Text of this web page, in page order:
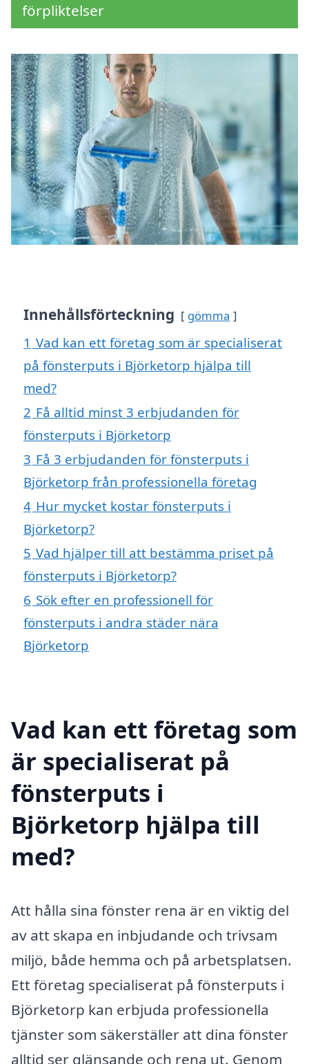
förpliktelser
Innehållsförteckning gömma
1 Vad kan ett företag som är specialiserat
på fönsterputs i Björketorp hjälpa till
med?
2 Få alltid minst 3 erbjudanden för
fönsterputs i Björketorp
3 Få 3 erbjudanden för fönsterputs i
Björketorp från professionella företag
4 Hur mycket kostar fönsterputs i
Björketorp?
5 Vad hjälper till att bestämma priset på
fönsterputs i Björketorp?
6 Sök efter en professionell för
fönsterputs i andra städer nära
Björketorp
Vad kan ett företag som
är specialiserat på
fönsterputs i
Björketorp hjälpa till
med?
Att hålla sina fönster rena är en viktig del
av att skapa en inbjudande och trivsam
miljö, både hemma och på arbetsplatsen.
Ett företag specialiserat på fönsterputs i
Björketorp kan erbjuda professionella
tjänster som säkerställer att dina fönster
alltid ser glänsande och rena ut. Genom